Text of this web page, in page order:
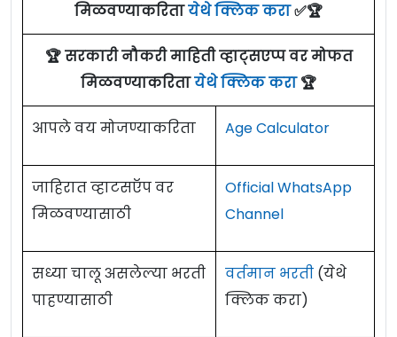
मिळवण्याकरितायेथे क्लिक करा✅🏆
🏆 सरकारी नौकरी माहिती व्हाट्सएप्प वर मोफत
मिळवण्याकरितायेथे क्लिक करा🏆
आपले वय मोजण्याकरिता Age Calculator
जाहिरात व्हाटसऍप वर
मिळवण्यासाठी
Official WhatsApp
Channel
सध्या चालू असलेल्या भरती
पाहण्यासाठी
वर्तमान भरती (येथे
क्लिक करा)